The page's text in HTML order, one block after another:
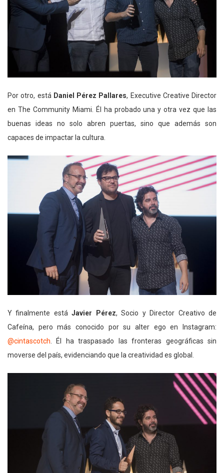
Por otro, está Daniel Pérez Pallares, Executive Creative Director
en The Community Miami. Él ha probado una y otra vez que las
buenas ideas no solo abren puertas, sino que además son
capaces de impactar la cultura.
Y finalmente estáJavier Pérez, Socio y Director Creativo de
Cafeína, pero más conocido por su alter ego en Instagram:
@cintascotch . Él ha traspasado las fronteras geográficas sin
moverse del país, evidenciando que la creatividad es global.